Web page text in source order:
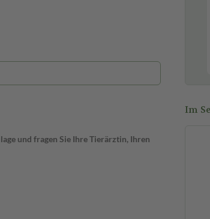
sich um ein Tierarzneimittel für Hunde,
Reg.-Nr.: 400801.00.00.
und fragen Sie Ihre Tierärztin, Ihren
Im